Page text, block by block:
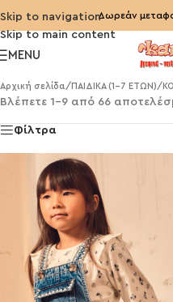
Skip to navigation
Skip to main content
Δωρεάν
MENU
Αρχική σελίδα/ ΠΑΙΔΙΚΑ (1-7 ΕΤΩΝ)/
Βλέπετε 1–9 από 66
Φίλτρα